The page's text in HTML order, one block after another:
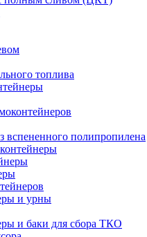
топлива
вспененного полипропилена
и урны
и баки для сбора ТКО